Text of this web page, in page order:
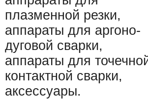
плазменной резки,
аппараты для аргоно-
дуговой сварки,
аппараты для
контактной сварки,
аксессуары.